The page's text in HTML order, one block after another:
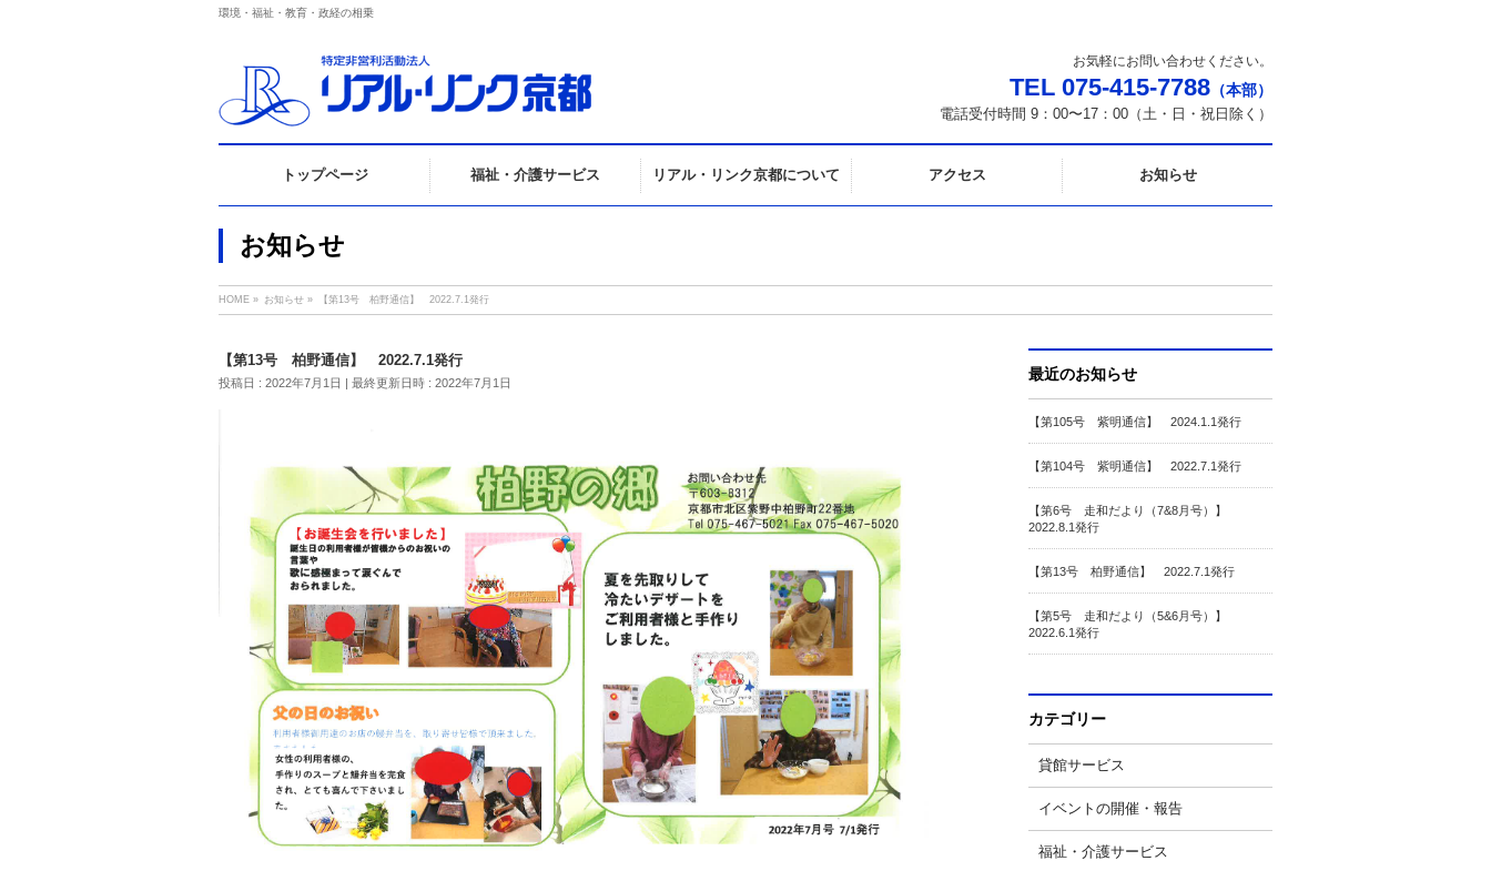
環境・福祉・教育・政経の相乗
お気軽にお問い合わせください。
TEL 075-415-7788 （本部）
電話受付時間 9：00〜17：00（土・日・祝日除く）
トップページ 福祉・介護サービス リアル・リンク京都について アクセス お知らせ
お知らせ
HOME » お知らせ » 【第13号 柏野通信】 2022.7.1発行
【第13号 柏野通信】 2022.7.1発行
投稿日 : 2022年7月1日 最終更新日時 : 2022年7月1日 最近のお知らせ
【第105号 紫明通信】 2024.1.1発行
【第104号 紫明通信】 2022.7.1発行
【第6号 走和だより（7&8月号）】
2022.8.1発行
【第13号 柏野通信】 2022.7.1発行
【第5号 走和だより（5&6月号）】
2022.6.1発行
カテゴリー
貸館サービス
イベントの開催・報告
福祉・介護サービス